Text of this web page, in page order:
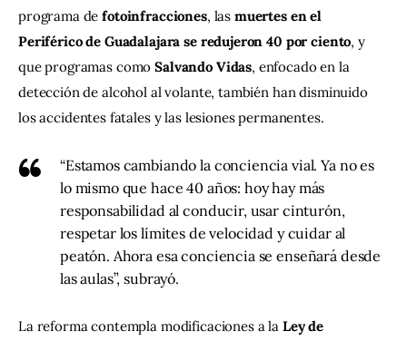
programa de fotoinfracciones, las muertes en el
Periférico de Guadalajara se redujeron 40 por ciento, y
que programas como Salvando Vidas, enfocado en la
detección de alcohol al volante, también han disminuido
los accidentes fatales y las lesiones permanentes.
“Estamos cambiando la conciencia vial. Ya no es
lo mismo que hace 40 años: hoy hay más
responsabilidad al conducir, usar cinturón,
respetar los límites de velocidad y cuidar al
peatón. Ahora esa conciencia se enseñará desde
las aulas”, subrayó.
La reforma contempla modificaciones a la Ley de